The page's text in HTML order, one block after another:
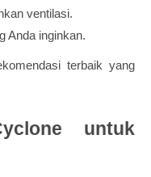
ventilasi.
Anda inginkan.
terbaik yang
untuk